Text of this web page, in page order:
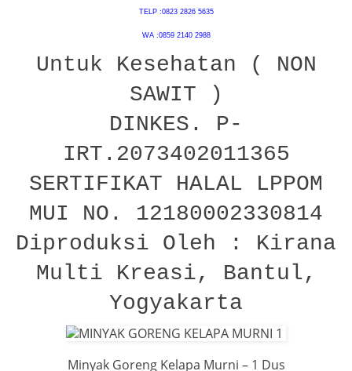
TELP :0823 2826 5635
WA :0859 2140 2988
Untuk Kesehatan ( NON
SAWIT )
DINKES. P-
IRT.2073402011365
SERTIFIKAT HALAL LPPOM
MUI NO. 12180002330814
Diproduksi Oleh : Kirana
Multi Kreasi, Bantul,
Yogyakarta
Minyak Goreng Kelapa Murni – 1 Dus